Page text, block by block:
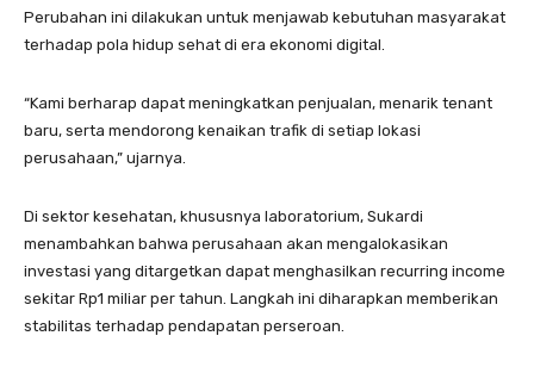
Perubahan ini dilakukan untuk menjawab kebutuhan masyarakat
terhadap pola hidup sehat di era ekonomi digital.
“Kami berharap dapat meningkatkan penjualan, menarik tenant
baru, serta mendorong kenaikan trafik di setiap lokasi
perusahaan,” ujarnya.
Di sektor kesehatan, khususnya laboratorium, Sukardi
menambahkan bahwa perusahaan akan mengalokasikan
investasi yang ditargetkan dapat menghasilkan recurring income
sekitar Rp1 miliar per tahun. Langkah ini diharapkan memberikan
stabilitas terhadap pendapatan perseroan.